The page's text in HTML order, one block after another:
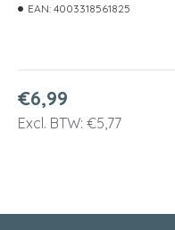
gelijksluitend
€6,99
Excl. BTW: €5,77
EAN: 4003318561825